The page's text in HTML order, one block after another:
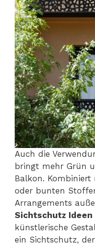
Auch die
bringt mehr Grün
Balkon.
oder bunten
Arrangements
Sichtschutz Ideen
künstlerische
ein Sichtschutz,